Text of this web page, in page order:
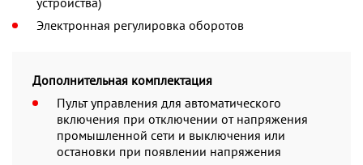
Электронная регулировка оборотов
Дополнительная комплектация
Пульт управления для автоматического
включения при отключении от напряжения
промышленной сети и выключения или
остановки при появлении напряжения